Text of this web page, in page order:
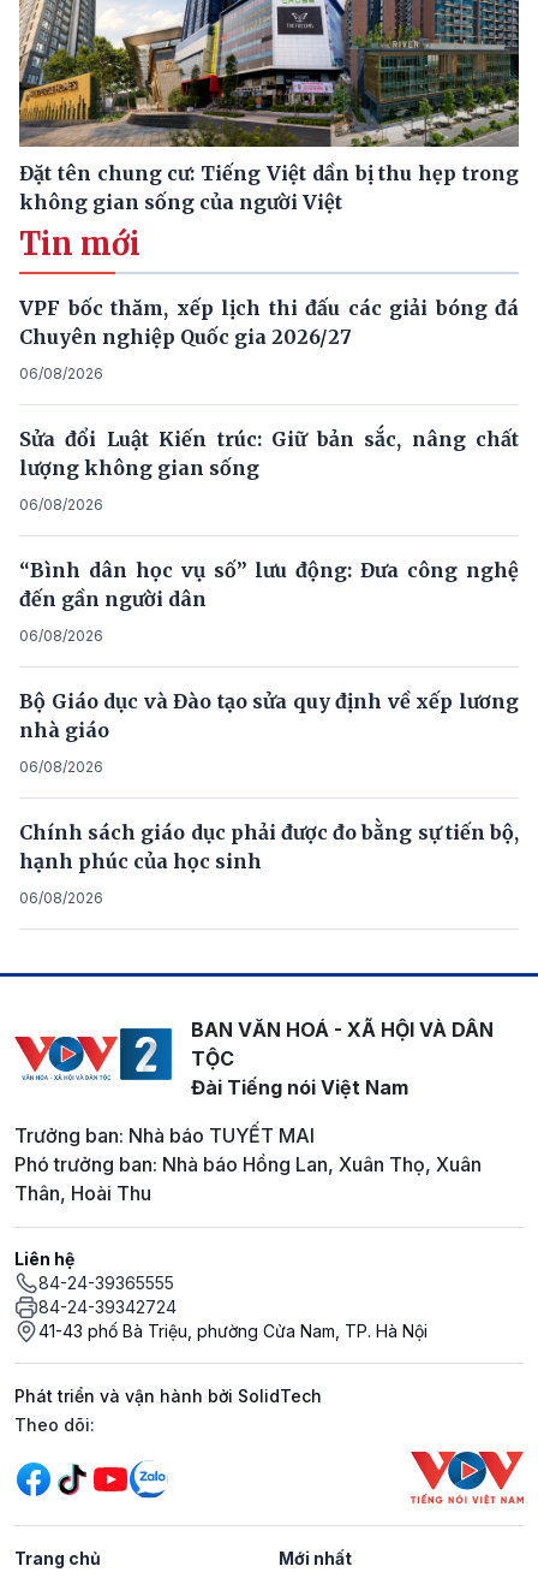
Đặt tên chung cư: Tiếng Việt dần bị thu hẹp trong
không gian sống của người Việt
Tin mới
VPF bốc thăm, xếp lịch thi đấu các giải bóng đá
Chuyên nghiệp Quốc gia 2026/27
06/08/2026
Sửa đổi Luật Kiến trúc: Giữ bản sắc, nâng chất
lượng không gian sống
06/08/2026
“Bình dân học vụ số” lưu động: Đưa công nghệ
đến gần người dân
06/08/2026
Bộ Giáo dục và Đào tạo sửa quy định về xếp lương
nhà giáo
06/08/2026
Chính sách giáo dục phải được đo bằng sự tiến bộ,
hạnh phúc của học sinh
06/08/2026
BAN VĂN HOÁ - XÃ HỘI VÀ DÂN
TỘC
Đài Tiếng nói Việt Nam
Trưởng ban: Nhà báo TUYẾT MAI
Phó trưởng ban: Nhà báo Hồng Lan, Xuân Thọ, Xuân
Thân, Hoài Thu
Liên hệ
84-24-39365555
84-24-39342724
41-43 phố Bà Triệu, phường Cửa Nam, TP. Hà Nội
Phát triển và vận hành bởi SolidTech
Mạng xã hội
Theo dõi:
Trang chủ Mới nhất